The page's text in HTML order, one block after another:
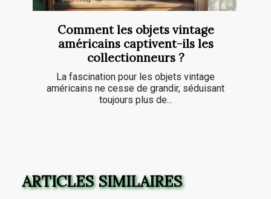
Comment les objets vintage
américains captivent-ils les
collectionneurs ?
La fascination pour les objets vintage
américains ne cesse de grandir, séduisant
toujours plus de...
ARTICLES SIMILAIRES